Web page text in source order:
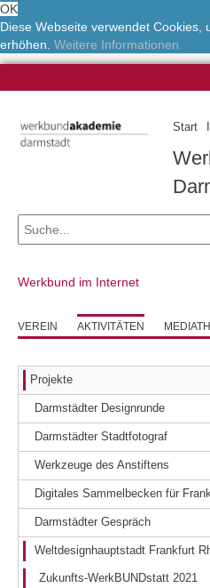
OK
Diese Webseite verwendet Cookies,
erhöhen. Weitere Informationen.
Start
Werkbund im Internet
VEREIN AKTIVITÄTEN
Projekte
Darmstädter Designrunde
Darmstädter Stadtfotograf
Werkzeuge des Anstiftens
Digitales Sammelbecken für
Darmstädter Gespräch
Weltdesignhauptstadt Frankfurt
Zukunfts-WerkBUNDstatt 2021